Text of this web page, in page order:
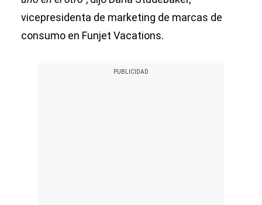
vicepresidenta de marketing de marcas de
consumo en Funjet Vacations.